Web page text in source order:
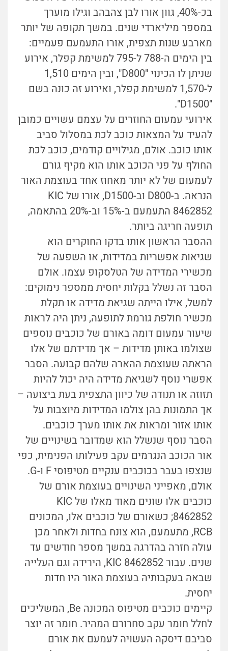
בכ-40%, גוון אורו לבן צהבהב וגילו מוערך
במספר מיליארדי שנים. במשך תקופה של יותר
מארבע שנות תצפית, אורו התעמעם פעמיים:
בין הימים ה-788 ל-795 למשימת קפלר, אירוע
שניתן לו הכינוי "D800", ובין הימים 1,510
ל-1,570 למשימת קפלר, ואירוע זה כונה בשם
"D1500".
אירועי עמעום החוזרים על עצמם עשויים כמובן
להעיד על המצאות כוכב לכת במסלול סביב
אותו כוכב. אולם, מגילויים קודמים, כוכב לכת
החולף על פני הכוכב אותו הוא מקיף גורם
לעמעום של לא יותר מאחוז אחד בעוצמת האור
הנראה. ב-D800 וב-D1500, אורו של KIC
8462852 התעמעם ב-15% וב-20% בהתאמה,
תופעה חריגה ביותר.
ההסבר הראשון אותו בדקו החוקרים הוא
שגיאות אפשריות במדידות, או השפעה של
מכשירי המדידה של הטלסקופ עצמו. אולם
הסבר זה נשלל בקלות יחסית ממספר נימוקים:
למשל, אילו הייתה שגיאת מדידה או תקלת
מכשיר חולפת גורמת לתופעה, ניתן היה לראות
שיעור עמעום דומה באורם של כוכבים נוספים
שצולמו באותן מדידות – אך מדידתם של אלו
הראתה שעוצמת ההארה שלהם קבועה. הסבר
אפשרי נוסף לשגיאת מדידה היה יכול להיות
תזוזה או תנודה של כיוון התצפית בעת ביצועה –
אך התמונות בהן צולמו המדידות מיוצבות על
אותו אזור ומראות את אותו מערך כוכבים.
הסבר נוסף שנשלל הוא שמדובר בשינויים של
אור הכוכב הנגרמים עקב פעילותו הפנימית, כפי
שנצפו בעבר בכוכבים ענקיים מטיפוסי F ו-G.
אולם, מאפייני השינויים בעוצמת אורם של
כוכבים אלו שונים מאוד מאלו של KIC
8462852; כשאורם של כוכבים אלו, המכונים
RCB, מתעמעם, הוא צונח בחדות ולאחר מכן
עולה חזרה בהדרגה במשך מספר חודשים עד
שנים. עבור KIC 8462852, הירידה וגם העלייה
שבאה בעקבותיה בעוצמת האור היו חדות
יחסית.
קיימים כוכבים מטיפוס המכונה Be, המשליכים
לחלל חומר עקב סחרורם המהיר. חומר זה יוצר
סביבם דיסקה העשויה לעמעם את אורם